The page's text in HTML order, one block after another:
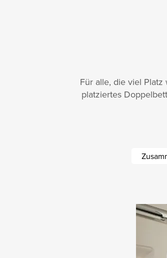
Für alle, die viel
platziertes